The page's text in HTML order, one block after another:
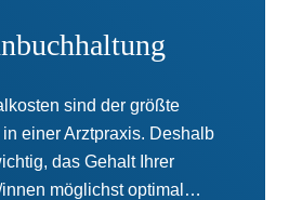
sind der größte
einer Arztpraxis. Deshalb
das Gehalt Ihrer
innen möglichst optimal…